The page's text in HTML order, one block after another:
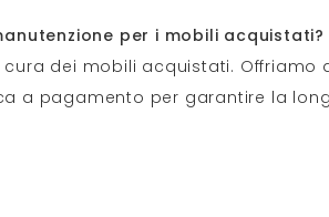
per i mobili acquistati?
dei mobili acquistati.
a pagamento per garantire la